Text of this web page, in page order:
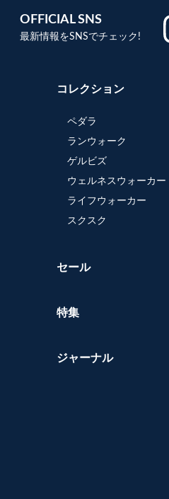
OFFICIAL SNS
最新情報をSNSでチェック!
コレクション
ペダラ
ランウォーク
ゲルビズ
ウェルネスウォーカー
ライフウォーカー
スクスク
セール
特集
ジャーナル